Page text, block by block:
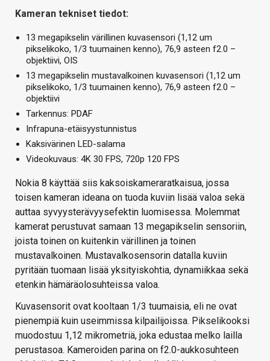
Kameran tekniset tiedot:
13 megapikselin värillinen kuvasensori (1,12 um
pikselikoko, 1/3 tuumainen kenno), 76,9 asteen f2.0 –
objektiivi, OIS
13 megapikselin mustavalkoinen kuvasensori (1,12 um
pikselikoko, 1/3 tuumainen kenno), 76,9 asteen f2.0 –
objektiivi
Tarkennus: PDAF
Infrapuna-etäisyystunnistus
Kaksivärinen LED-salama
Videokuvaus: 4K 30 FPS, 720p 120 FPS
Nokia 8 käyttää siis kaksoiskameraratkaisua, jossa
toisen kameran ideana on tuoda kuviin lisää valoa sekä
auttaa syvyysterävyysefektin luomisessa. Molemmat
kamerat perustuvat samaan 13 megapikselin sensoriin,
joista toinen on kuitenkin värillinen ja toinen
mustavalkoinen. Mustavalkosensorin datalla kuviin
pyritään tuomaan lisää yksityiskohtia, dynamiikkaa sekä
etenkin hämäräolosuhteissa valoa.
Kuvasensorit ovat kooltaan 1/3 tuumaisia, eli ne ovat
pienempiä kuin useimmissa kilpailijoissa. Pikselikooksi
muodostuu 1,12 mikrometriä, joka edustaa melko lailla
perustasoa. Kameroiden parina on f2.0-aukkosuhteen